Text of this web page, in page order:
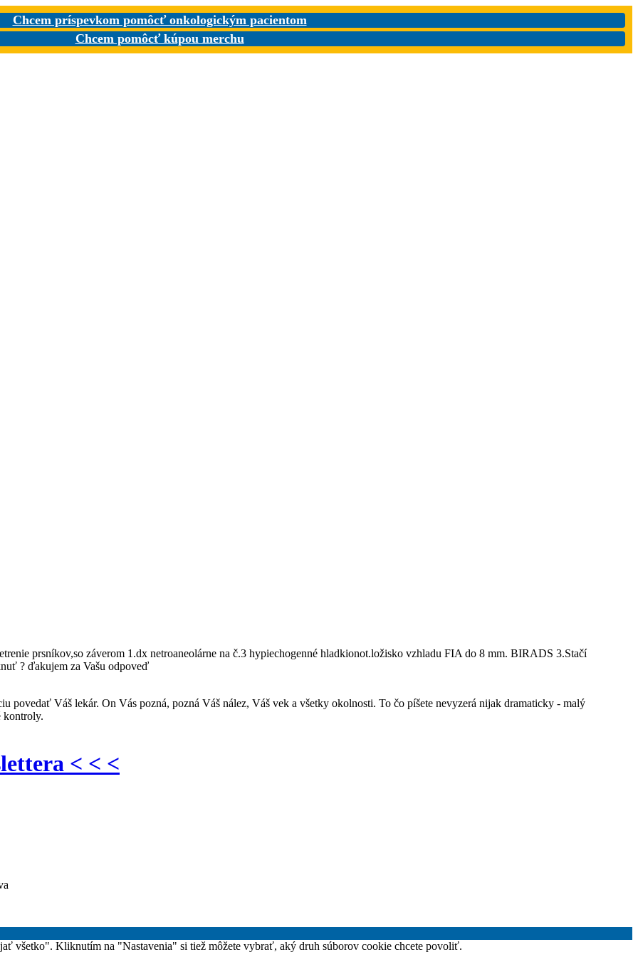
Chcem príspevkom pomôcť onkologickým pacientom
Chcem pomôcť kúpou merchu
prsníkov,so záverom 1.dx netroaneolárne na č.3 hypiechogenné hladkionot.ložisko vzhladu FIA do 8 mm. BIRADS 3.Stačí
? ďakujem za Vašu odpoveď
Váš lekár. On Vás pozná, pozná Váš nález, Váš vek a všetky okolnosti. To čo píšete nevyzerá nijak dramaticky - malý
kontroly.
< < <
všetko". Kliknutím na "Nastavenia" si tiež môžete vybrať, aký druh súborov cookie chcete povoliť.